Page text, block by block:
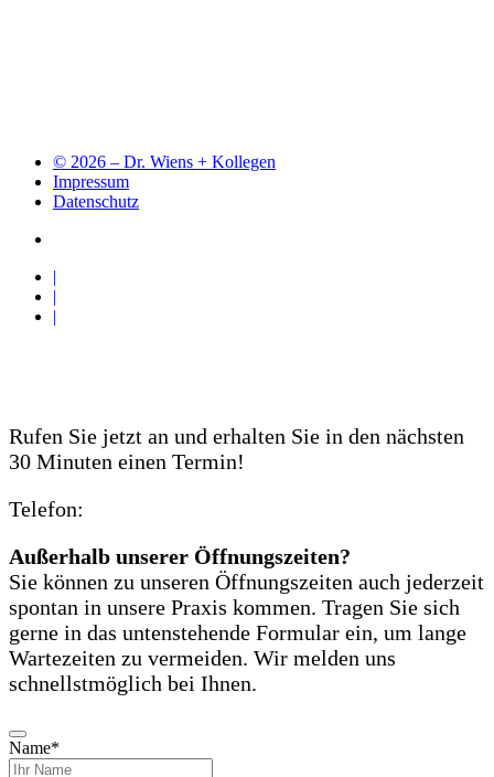
© 2026 – Dr. Wiens + Kollegen
Impressum
Datenschutz
|
|
|
Rufen Sie jetzt an und erhalten Sie in den nächsten
30 Minuten einen Termin!
Telefon:
Außerhalb unserer Öffnungszeiten?
Sie können zu unseren Öffnungszeiten auch jederzeit
spontan in unsere Praxis kommen. Tragen Sie sich
gerne in das untenstehende Formular ein, um lange
Wartezeiten zu vermeiden. Wir melden uns
schnellstmöglich bei Ihnen.
Name*